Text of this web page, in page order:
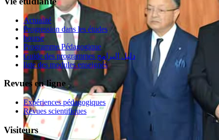
Actualité
Progression dans les études
bourse
Programme Pédagogique
Guide des programmes دليل البرامج
liste des modules enseignés
Revues en ligne
Expériences pédagogiques
Revues scientifiques
Visiteurs